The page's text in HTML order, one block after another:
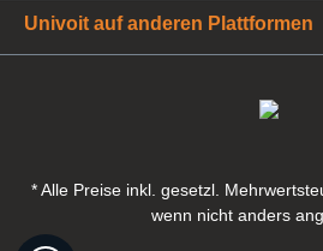
Univoit auf anderen Plattformen
* Alle Preise inkl. gesetzl.
wenn nicht anders